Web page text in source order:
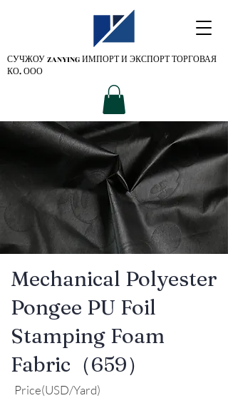
СУЧЖОУ ZANYINGИМПОРТ И ЭКСПОРТ ТОРГОВАЯ
КО. ООО
Mechanical Polyester
Pongee PU Foil
Stamping Foam
Fabric（659）
Price(USD/Yard)